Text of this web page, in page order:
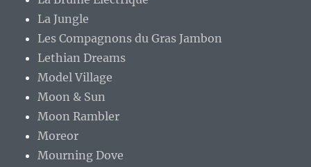
La Jungle
Les Compagnons du Gras Jambon
Lethian Dreams
Model Village
Moon & Sun
Moon Rambler
Moreor
Mourning Dove